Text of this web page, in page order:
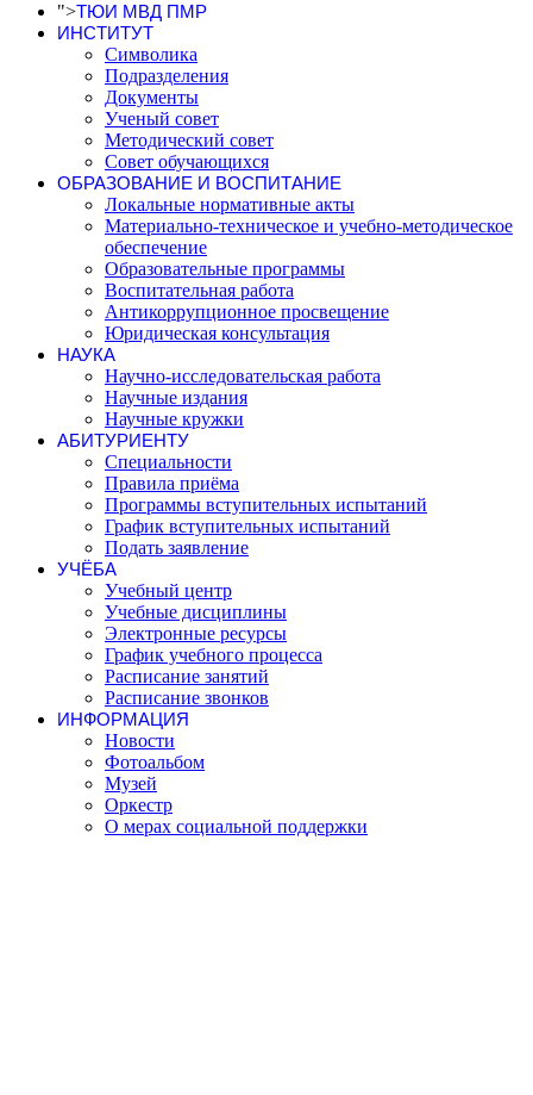
">ТЮИ МВД ПМР
ИНСТИТУТ
Символика
Подразделения
Документы
Ученый совет
Методический совет
Совет обучающихся
ОБРАЗОВАНИЕ И ВОСПИТАНИЕ
Локальные нормативные акты
Материально-техническое и учебно-методическое
обеспечение
Образовательные программы
Воспитательная работа
Антикоррупционное просвещение
Юридическая консультация
НАУКА
Научно-исследовательская работа
Научные издания
Научные кружки
АБИТУРИЕНТУ
Специальности
Правила приёма
Программы вступительных испытаний
График вступительных испытаний
Подать заявление
УЧЁБА
Учебный центр
Учебные дисциплины
Электронные ресурсы
График учебного процесса
Расписание занятий
Расписание звонков
ИНФОРМАЦИЯ
Новости
Фотоальбом
Музей
Оркестр
О мерах социальной поддержки